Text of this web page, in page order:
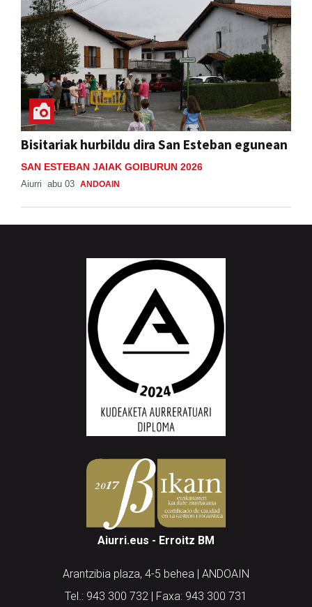
Bisitariak hurbildu dira San Esteban egunean
SAN ESTEBAN JAIAK GOIBURUN 2026
Aiurri abu 03 ANDOAIN
Aiurri.eus - Erroitz BM
Arantzibia plaza, 4-5 behea | ANDOAIN
Tel.: 943 300 732 | Faxa: 943 300 731